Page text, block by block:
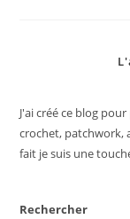
J'ai créé ce blog
crochet, patchwork,
fait je suis une
Rechercher